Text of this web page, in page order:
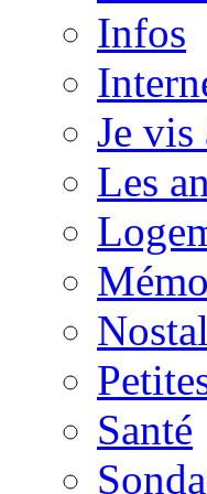
Infos
Je vis
Les
Santé